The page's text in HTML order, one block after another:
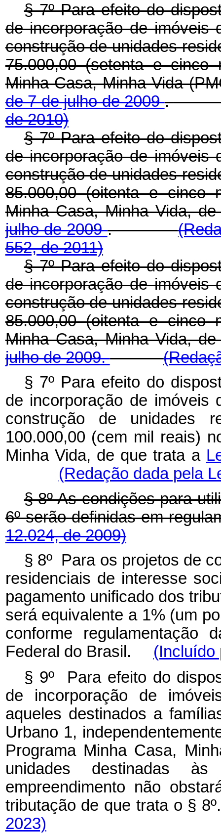
§ 7º Para efeito do
de incorporação de imóveis
construção de unidades
75.000,00 (setenta e
Minha Casa, Minha Vida
de 7 de julho de 2009.
de 2010)
§ 7ºPara efeito do
de incorporação de imóveis
construção de unidades
85.000,00 (oitenta e cinco
Minha Casa, Minha Vida,
julho de 2009.
552, de 2011)
§ 7º Para efeito do
de incorporação de imóveis
construção de unidades
85.000,00 (oitenta e cinco
Minha Casa, Minha Vida,
julho de 2009.
§ 7º Para efeito do
de incorporação de imóveis
construção de unidades
100.000,00 (cem mil reais)
Minha Vida, de que trata a
(Redação dada pela
§ 8º As condições para
6º serão definidas em
12.024, de 2009)
§ 8º Para os projetos de
residenciais de interesse
pagamento unificado dos
será equivalente a 1% (um
conforme regulamentação
Federal do Brasil. (Incluído
§ 9º Para efeito do
de incorporação de
aqueles destinados a
Urbano 1,
Programa Minha Casa,
unidades destinadas
empreendimento não
tributação de que trata o
2023)